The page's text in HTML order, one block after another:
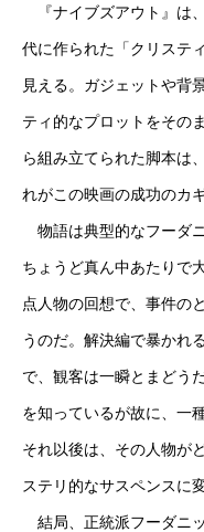
『ナイブズアウト』は
代に作られた「クリステ
見える。ガジェットや背
ティ的なプロットをその
ら組み立てられた脚本は
れがこの映画の成功のカ
物語は典型的なフーダ
ちょうど真ん中あたりで
点人物の回想で、事件の
うのだ。解決編で暴かれ
で、観客は一瞬とまどう
を知っているが故に、一
それ以後は、その人物が
ステリ的なサスペンスに
結局、正統派フーダニ